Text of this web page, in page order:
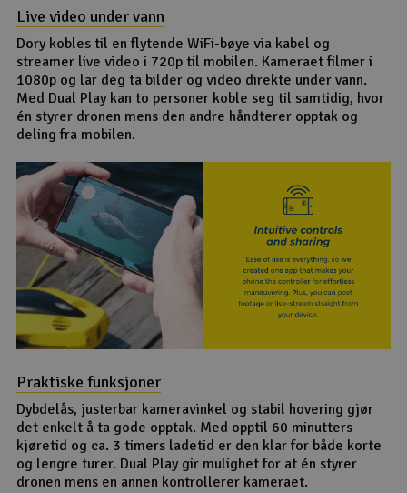
Live video under vann
Dory kobles til en flytende WiFi-bøye via kabel og
streamer live video i 720p til mobilen. Kameraet filmer i
1080p og lar deg ta bilder og video direkte under vann.
Med Dual Play kan to personer koble seg til samtidig, hvor
én styrer dronen mens den andre håndterer opptak og
deling fra mobilen.
Praktiske funksjoner
Dybdelås, justerbar kameravinkel og stabil hovering gjør
det enkelt å ta gode opptak. Med opptil 60 minutters
kjøretid og ca. 3 timers ladetid er den klar for både korte
og lengre turer. Dual Play gir mulighet for at én styrer
dronen mens en annen kontrollerer kameraet.